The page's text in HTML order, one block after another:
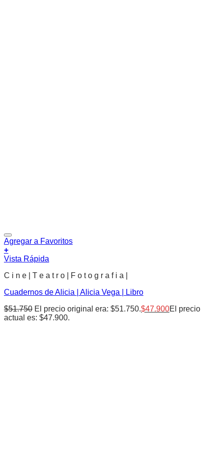
Agregar a Favoritos
+
Vista Rápida
C i n e | T e a t r o | F o t o g r a f i a |
Cuadernos de Alicia | Alicia Vega | Libro
$51.750 El precio original era: $51.750.$47.900El precio
actual es: $47.900.